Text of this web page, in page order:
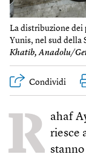
La distribuzione dei
Yunis, nel sud della
Khatib, Anadolu/
Condividi
R ahaf
riesce